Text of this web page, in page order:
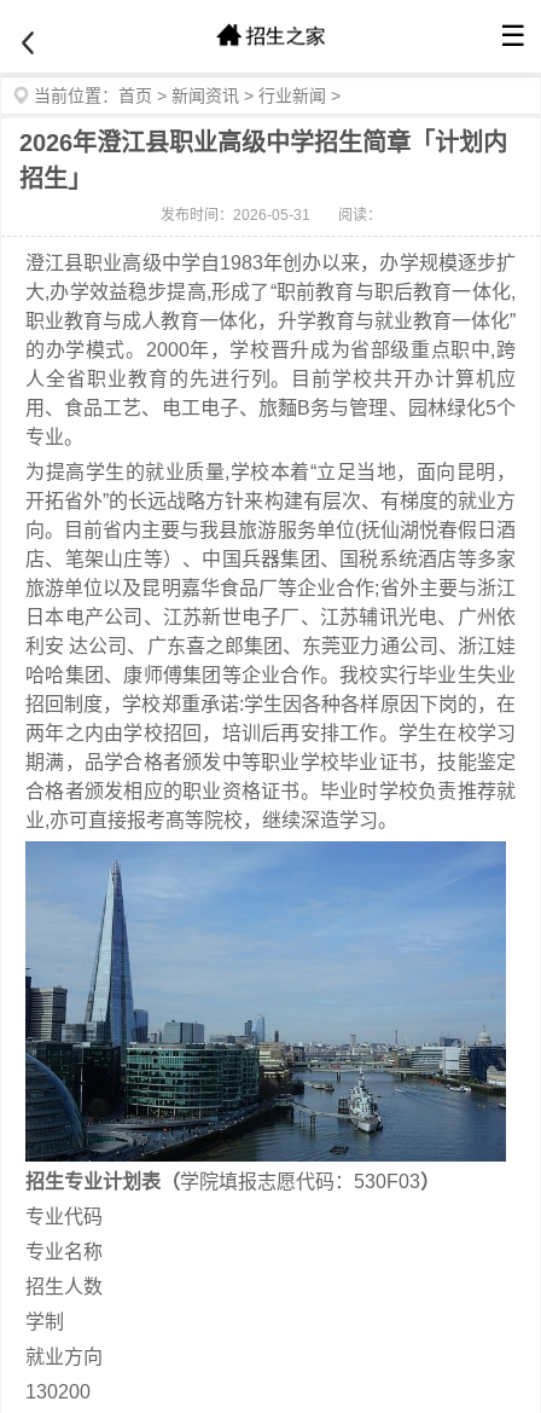
☰
当前位置： 首页 > 新闻资讯 > 行业新闻 >
2026年澄江县职业高级中学招生简章「计划内
招生」
发布时间：2026-05-31 阅读：
澄江县职业高级中学自1983年创办以来，办学规模逐步扩
大,办学效益稳步提高,形成了“职前教育与职后教育一体化,
职业教育与成人教育一体化，升学教育与就业教育一体化”
的办学模式。2000年，学校晋升成为省部级重点职中,跨
人全省职业教育的先进行列。目前学校共开办计算机应
用、食品工艺、电工电子、旅麵B务与管理、园林绿化5个
专业。
为提高学生的就业质量,学校本着“立足当地，面向昆明，
开拓省外”的长远战略方针来构建有层次、有梯度的就业方
向。目前省内主要与我县旅游服务单位(抚仙湖悦春假日酒
店、笔架山庄等）、中国兵器集团、国税系统酒店等多家
旅游单位以及昆明嘉华食品厂等企业合作;省外主要与浙江
日本电产公司、江苏新世电子厂、江苏辅讯光电、广州依
利安 达公司、广东喜之郎集团、东莞亚力通公司、浙江娃
哈哈集团、康师傅集团等企业合作。我校实行毕业生失业
招回制度，学校郑重承诺:学生因各种各样原因下岗的，在
两年之内由学校招回，培训后再安排工作。学生在校学习
期满，品学合格者颁发中等职业学校毕业证书，技能鉴定
合格者颁发相应的职业资格证书。毕业时学校负责推荐就
业,亦可直接报考髙等院校，继续深造学习。
招生专业计划表（学院填报志愿代码：530F03）
专业代码
专业名称
招生人数
学制
就业方向
130200